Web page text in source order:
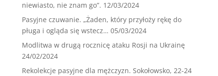
niewiasto, nie znam go”. 12/03/2024
Pasyjne czuwanie. „Żaden, który przyłoży rękę do
pługa i ogląda się wstecz… 05/03/2024
Modlitwa w drugą rocznicę ataku Rosji na Ukrainę
24/02/2024
Rekolekcje pasyjne dla mężczyzn. Sokołowsko, 22-24